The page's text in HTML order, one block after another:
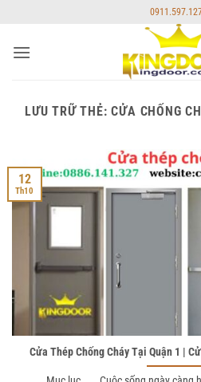
nội
LƯU TRỮ THẺ:CỬA CHỐNG
Cửa Thép Chống Cháy Tại Quận 1 |
12
Th10